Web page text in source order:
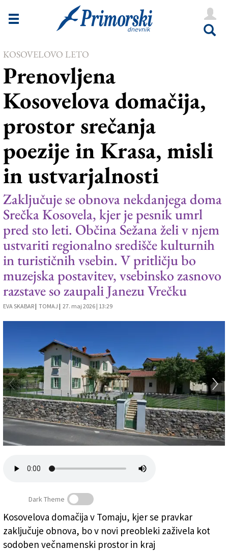
Novice
Goriška
Kultura
Šport
Še
Vreme
V Kioskih
Uredništvo
Oglasi
Založnik
Zadruga PD
Naročnine
KOSOVELOVO LETO
Prenovljena
Kosovelova domačija,
prostor srečanja
poezije in Krasa, misli
in ustvarjalnosti
Zaključuje se obnova nekdanjega doma
Srečka Kosovela, kjer je pesnik umrl
pred sto leti. Občina Sežana želi v njem
ustvariti regionalno središče kulturnih
in turističnih vsebin. V pritličju bo
muzejska postavitev, vsebinsko zasnovo
razstave so zaupali Janezu Vrečku
EVA SKABAR | TOMAJ | 27. maj 2026 | 13:29
Pogled na Kosovelovo domačijo ( FOTODAMJ@N
Dark Theme
Kosovelova domačija v Tomaju, kjer se pravkar
zaključuje obnova, bo v novi preobleki zaživela kot
sodoben večnamenski prostor in kraj